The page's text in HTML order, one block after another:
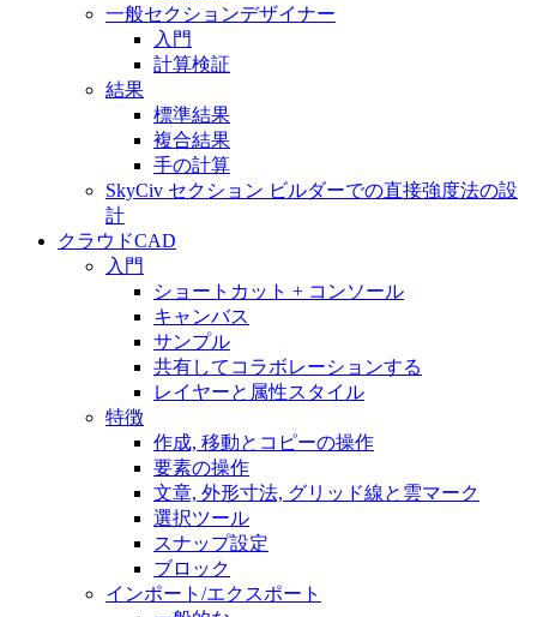
一般セクションデザイナー
入門
計算検証
結果
標準結果
複合結果
手の計算
SkyCiv セクション ビルダーでの直接強度法の設
計
クラウドCAD
入門
ショートカット + コンソール
キャンバス
サンプル
共有してコラボレーションする
レイヤーと属性スタイル
特徴
作成, 移動とコピーの操作
要素の操作
文章, 外形寸法, グリッド線と雲マーク
選択ツール
スナップ設定
ブロック
インポート/エクスポート